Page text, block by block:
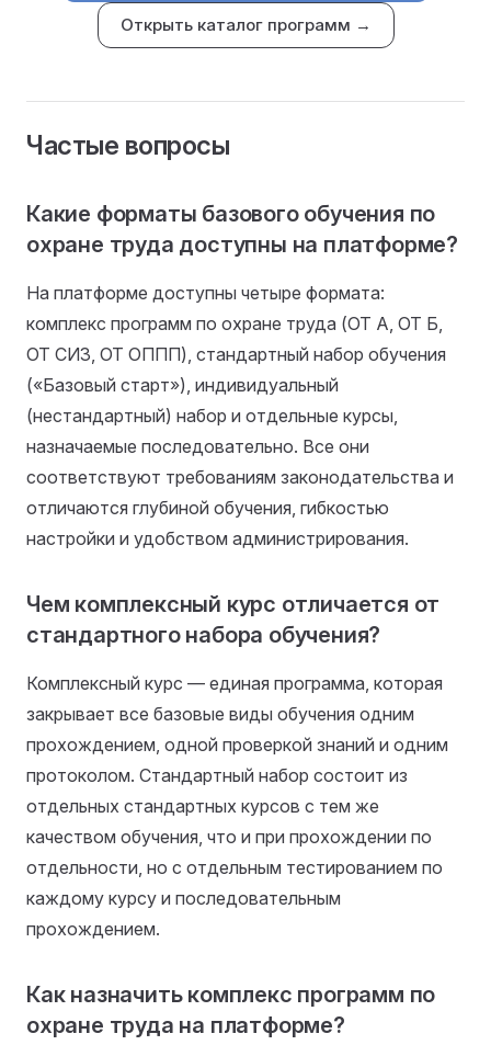
Открыть каталог программ →
Частые вопросы
Какие форматы базового обучения по
охране труда доступны на платформе?
На платформе доступны четыре формата:
комплекс программ по охране труда (ОТ А, ОТ Б,
ОТ СИЗ, ОТ ОППП), стандартный набор обучения
(«Базовый старт»), индивидуальный
(нестандартный) набор и отдельные курсы,
назначаемые последовательно. Все они
соответствуют требованиям законодательства и
отличаются глубиной обучения, гибкостью
настройки и удобством администрирования.
Чем комплексный курс отличается от
стандартного набора обучения?
Комплексный курс — единая программа, которая
закрывает все базовые виды обучения одним
прохождением, одной проверкой знаний и одним
протоколом. Стандартный набор состоит из
отдельных стандартных курсов с тем же
качеством обучения, что и при прохождении по
отдельности, но с отдельным тестированием по
каждому курсу и последовательным
прохождением.
Как назначить комплекс программ по
охране труда на платформе?